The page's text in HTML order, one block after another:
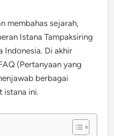
membahas sejarah,
Istana Tampaksiring
Indonesia. Di akhir
(Pertanyaan yang
berbagai
istana ini.